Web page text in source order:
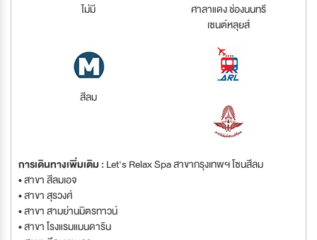
ไม่มี
ศาลาแดง ช่องนนทรี
เซนต์หลุยส์
สีลม
การเดินทางเพิ่มเติม : Let's Relax Spa สาขากรุงเทพฯ โซนสีลม
• สาขา สีลมเอจ
• สาขา สุรวงศ์
• สาขา สามย่านมิตรทาวน์
• สาขา โรงแรมแมนดาริน